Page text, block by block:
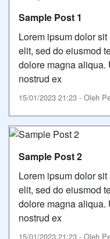
Sample Post 1
Lorem ipsum dolor
elit, sed do eiusmod
dolore magna aliqua.
nostrud ex
15/01/2023 21:23 - Oleh
Sample Post 2
Lorem ipsum dolor
elit, sed do eiusmod
dolore magna aliqua.
nostrud ex
15/01/2023 21:23 - Oleh